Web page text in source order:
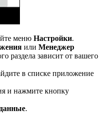
меню Настройки.
или Менеджер
раздела зависит от вашего
в списке приложение
и нажмите кнопку
.